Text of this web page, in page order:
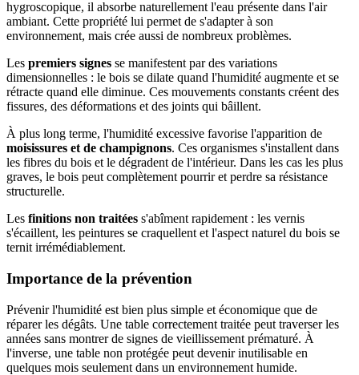
hygroscopique, il absorbe naturellement l'eau présente dans l'air
ambiant. Cette propriété lui permet de s'adapter à son
environnement, mais crée aussi de nombreux problèmes.
Les premiers signes se manifestent par des variations
dimensionnelles : le bois se dilate quand l'humidité augmente et se
rétracte quand elle diminue. Ces mouvements constants créent des
fissures, des déformations et des joints qui bâillent.
À plus long terme, l'humidité excessive favorise l'apparition de
moisissures et de champignons. Ces organismes s'installent dans
les fibres du bois et le dégradent de l'intérieur. Dans les cas les plus
graves, le bois peut complètement pourrir et perdre sa résistance
structurelle.
Les finitions non traitées s'abîment rapidement : les vernis
s'écaillent, les peintures se craquellent et l'aspect naturel du bois se
ternit irrémédiablement.
Importance de la prévention
Prévenir l'humidité est bien plus simple et économique que de
réparer les dégâts. Une table correctement traitée peut traverser les
années sans montrer de signes de vieillissement prématuré. À
l'inverse, une table non protégée peut devenir inutilisable en
quelques mois seulement dans un environnement humide.